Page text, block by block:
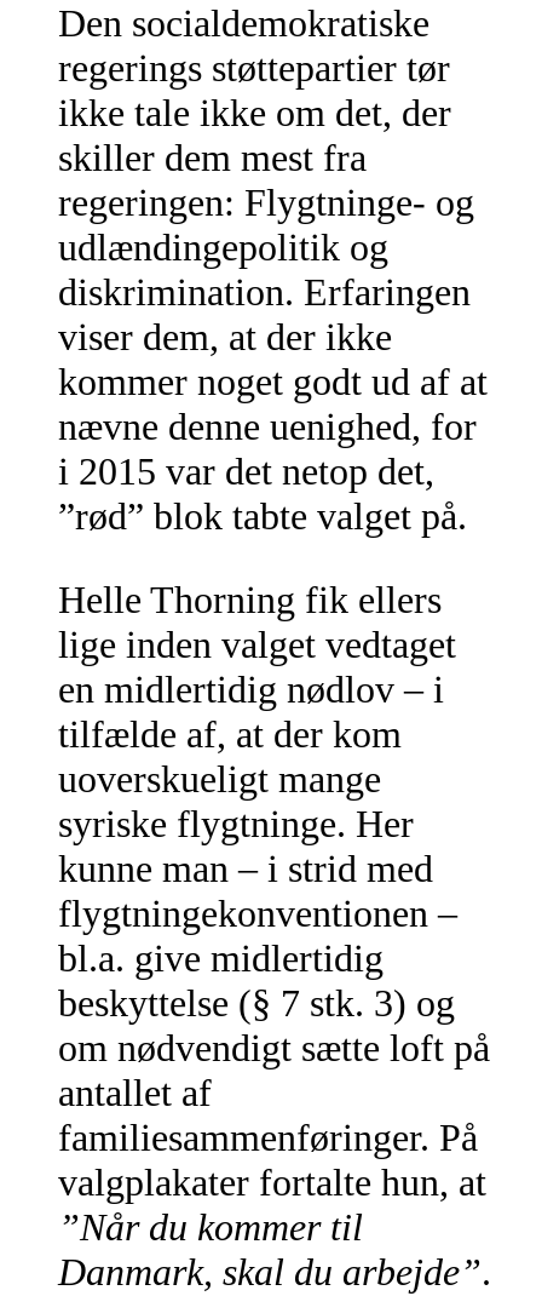
Den socialdemokratiske
regerings støttepartier tør
ikke tale ikke om det, der
skiller dem mest fra
regeringen: Flygtninge- og
udlændingepolitik og
diskrimination. Erfaringen
viser dem, at der ikke
kommer noget godt ud af at
nævne denne uenighed, for
i 2015 var det netop det,
”rød” blok tabte valget på.
Helle Thorning fik ellers
lige inden valget vedtaget
en midlertidig nødlov – i
tilfælde af, at der kom
uoverskueligt mange
syriske flygtninge. Her
kunne man – i strid med
flygtningekonventionen –
bl.a. give midlertidig
beskyttelse (§ 7 stk. 3) og
om nødvendigt sætte loft på
antallet af
familiesammenføringer. På
valgplakater fortalte hun, at
”Når du kommer til
Danmark, skal du arbejde”.